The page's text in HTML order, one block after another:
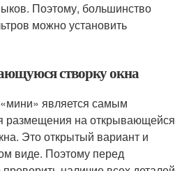
Поэтому, большинство
можно установить
створку окна
является самым
размещения на открывающейся
Это открытый вариант и
виде. Поэтому перед